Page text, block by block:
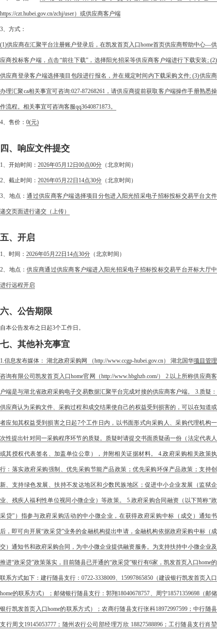
https://czt.hubei.gov.cn/zchj/user）或供应商客户端
3、方式：
(1)供应商在汇聚平台注册账户登录后，在凯发首页入口home首页供应商帮助中心—供
应商投标客户端，点击“前往下载”，选择阳光招采等供应商客户端进行下载安装; (2)
供应商登录客户端选择项目包段进行报名，并在规定时间内下载采购文件; (3)供应商
办理汇聚ca相关事宜可咨询:027-87268261，请供应商提前获取客户端操作手册熟悉操
作流程。相关事宜可咨询客服qq3640871873。
4、售价： 0(元)
四、响应文件提交
1、开始时间： 2026年05月12日00点00分 （北京时间）
2、截止时间： 2026年05月22日14点30分 （北京时间）
3、地点：通过供应商客户端选择项目分包进入阳光招采电子招标投标交易平台文件
递交页面进行递交（上传）
五、开启
1、时间： 2026年05月22日14点30分 （北京时间）
2、地点：供应商通过供应商客户端进入阳光招采电子招标投标交易平台开标大厅中
进行远程开启
六、公告期限
自本公告发布之日起3个工作日。
七、其他补充事宜
1.信息发布媒体： 湖北政府采购网 （http://www.ccgp-hubei.gov.cn） 湖北国华项目管理
咨询有限公司凯发首页入口home官网（http://www.hbghzb.com/） 2.以上所称供应商客
户端是与湖北省政府采购电子交易数据汇聚平台完成对接的供应商客户端。 3.质疑：
供应商认为采购文件、采购过程和成交结果使自己的权益受到损害的，可以在知道或
者应知其权益受到损害之日起7个工作日内，以书面形式向采购人、采购代理机构一
次性提出针对同一采购程序环节的质疑。质疑时请提交书面质疑函一份（法定代表人
或其授权代表签名、加盖单位公章），并附相关证据材料。 4.政府采购相关政策执
行：落实政府采购强制、优先采购节能产品政策；优先采购环保产品政策；支持创
新、支持绿色发展、扶持不发达地区和少数民族地区；促进中小企业发展（监狱企
业、残疾人福利性单位视同小微企业）等政策。 5.政府采购合同融资（以下简称“政
采贷”）指参与政府采购活动的中小微企业，在获得政府采购中标（成交）通知书
后，即可向开展“政采贷”业务的金融机构提出申请，金融机构依据政府采购中标（成
交）通知书和政府采购合同，为中小微企业提供融资服务。为支持扶持中小微企业及
推进“政采贷”政策落实，目前随县已开通的“政采贷”银行有6家，凯发首页入口home的
联系方式如下：建行随县支行：0722-3338009、15997865850（建设银行凯发首页入口
home的联系方式）；邮储银行随县支行：郭翔18040678757、周宁18571359698（邮储
银行凯发首页入口home的联系方式）；农商行随县支行张科18972997599；中行随县
支行周文19145053777；随州农行公司部经理万欣 18827588896；工行随县支行肖堃